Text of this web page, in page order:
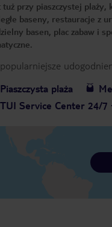
tuż przy piaszczystej
baseny, restauracje z
basen, plac zabaw i
Piaszczysta plaża
TUI Service Center 24/7